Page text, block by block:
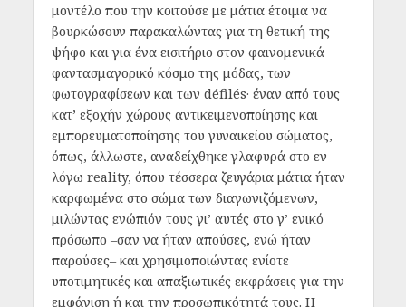
μοντέλο που την κοιτούσε με μάτια έτοιμα να
βουρκώσουν παρακαλώντας για τη θετική της
ψήφο και για ένα εισιτήριο στον φαινομενικά
φαντασμαγορικό κόσμο της μόδας, των
φωτογραφίσεων και των défilés· έναν από τους
κατ’ εξοχήν χώρους αντικειμενοποίησης και
εμπορευματοποίησης του γυναικείου σώματος,
όπως, άλλωστε, αναδείχθηκε γλαφυρά στο εν
λόγω reality, όπου τέσσερα ζευγάρια μάτια ήταν
καρφωμένα στο σώμα των διαγωνιζόμενων,
μιλώντας ενώπιόν τους γι’ αυτές στο γ’ ενικό
πρόσωπο –σαν να ήταν απούσες, ενώ ήταν
παρούσες– και χρησιμοποιώντας ενίοτε
υποτιμητικές και απαξιωτικές εκφράσεις για την
εμφάνιση ή και την προσωπικότητά τους. Η